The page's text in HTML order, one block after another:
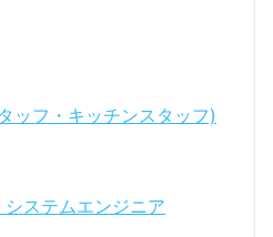
ッフ・キッチンスタッフ)
ステムエンジニア